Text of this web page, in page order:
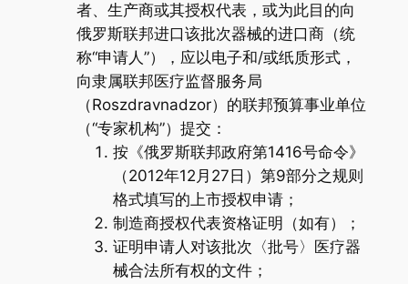
者、生产商或其授权代表，或为此目的向
俄罗斯联邦进口该批次器械的进口商（统
称“申请人”），应以电子和/或纸质形式，
向隶属联邦医疗监督服务局
（Roszdravnadzor）的联邦预算事业单位
（“专家机构”）提交：
按《俄罗斯联邦政府第1416号命令》
（2012年12月27日）第9部分之规则
格式填写的上市授权申请；
制造商授权代表资格证明（如有）；
证明申请人对该批次〈批号〉医疗器
械合法所有权的文件；